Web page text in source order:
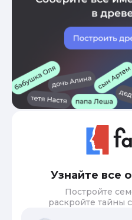
Узнайте все
Постройте
раскройте тайны